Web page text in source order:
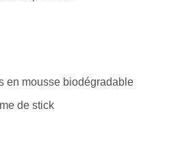
en mousse biodégradable
de stick